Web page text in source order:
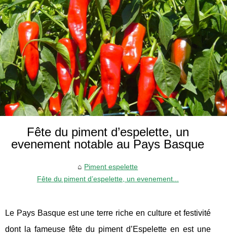
Fête du piment d’espelette, un
evenement notable au Pays Basque
Piment espelette
Fête du piment d’espelette, un evenement...
Le Pays Basque est une terre riche en culture et festivité
dont la fameuse fête du piment d’Espelette en est une